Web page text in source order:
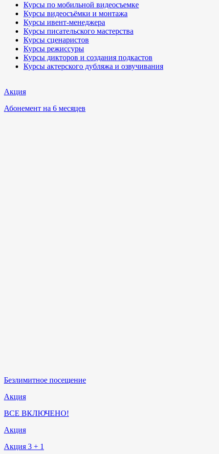
Курсы по мобильной видеосъемке
Курсы видеосъёмки и монтажа
Курсы ивент-менеджера
Курсы писательского мастерства
Курсы сценаристов
Курсы режиссуры
Курсы дикторов и создания подкастов
Курсы актерского дубляжа и озвучивания
Акция
Абонемент на 6 месяцев
Безлимитное посещение
Акция
ВСЕ ВКЛЮЧЕНО!
Акция
Акция 3 + 1